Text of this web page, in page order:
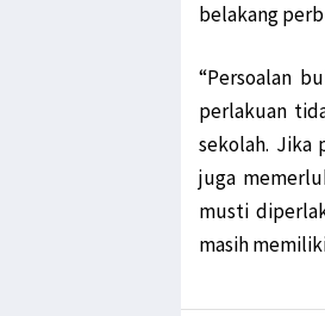
belakang
“Persoalan
perlakuan
sekolah. Jika
juga
musti
masih